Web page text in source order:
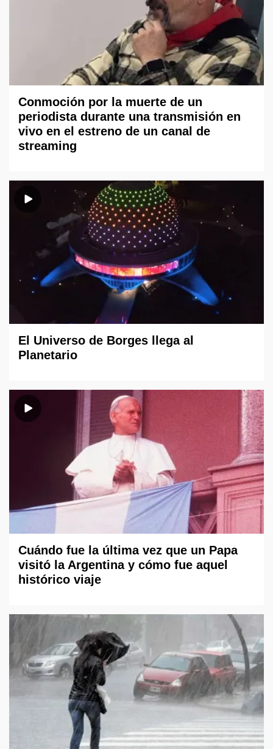
Conmoción por la muerte de un
periodista durante una transmisión en
vivo en el estreno de un canal de
streaming
El Universo de Borges llega al
Planetario
Cuándo fue la última vez que un Papa
visitó la Argentina y cómo fue aquel
histórico viaje